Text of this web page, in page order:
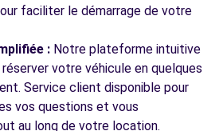
faciliter le démarrage de votre
: Notre plateforme intuitive
votre véhicule en quelques
Service client disponible pour
vos questions et vous
au long de votre location.